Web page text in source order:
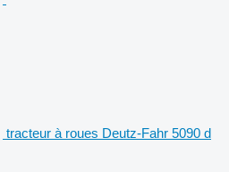
tracteur à roues Deutz-Fahr 5090 d